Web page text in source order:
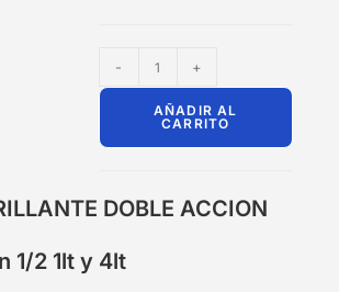
- +
AÑADIR AL
CARRITO
DOBLE ACCION
1/2 1lt y 4lt